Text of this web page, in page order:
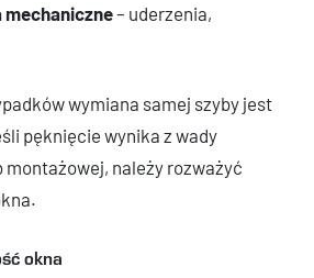
mechaniczne– uderzenia,
wymiana samej szyby jest
pęknięcie wynika z wady
należy rozważyć
okna